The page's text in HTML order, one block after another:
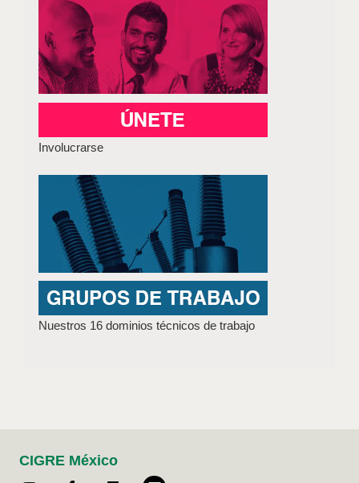
Involucrarse
Nuestros 16 dominios técnicos de trabajo
CIGRE México